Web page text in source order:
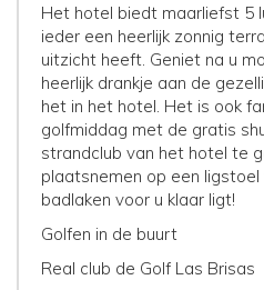
Het hotel biedt maarliefst 5
ieder een heerlijk zonnig
uitzicht heeft. Geniet na u
heerlijk drankje aan de
het in het hotel. Het is ook
golfmiddag met de gratis
strandclub van het hotel te
plaatsnemen op een
badlaken voor u klaar ligt!
Golfen in de buurt
Real club de Golf Las Brisas